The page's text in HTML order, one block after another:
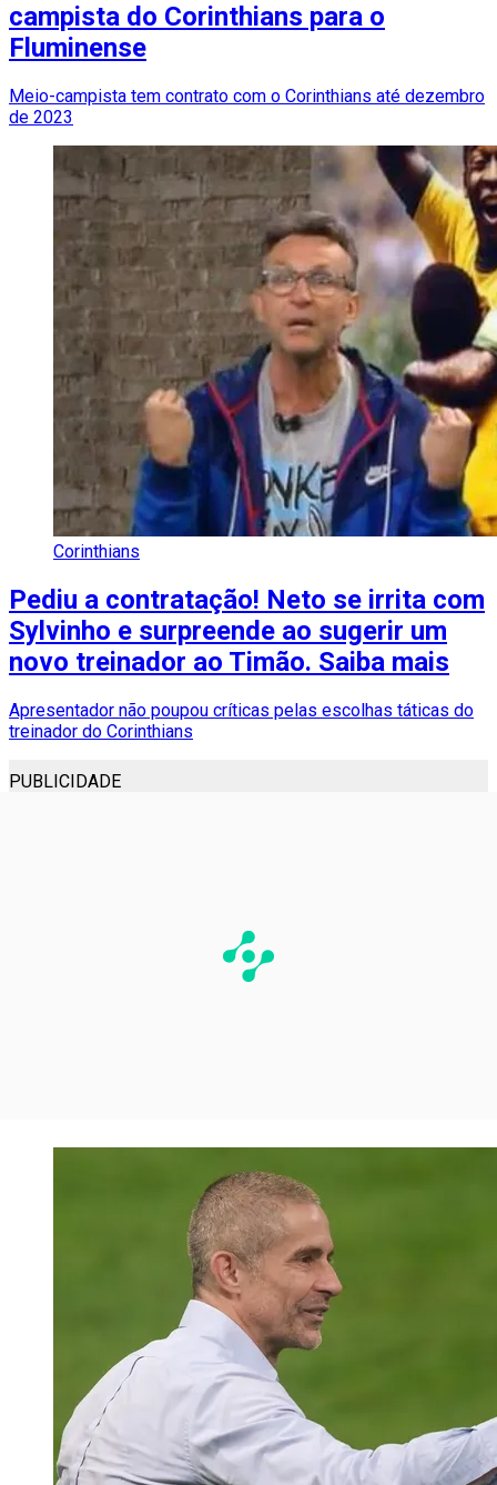
campista do Corinthians para o
Fluminense
Meio-campista tem contrato com o Corinthians até dezembro
de 2023
Corinthians
Pediu a contratação! Neto se irrita com
Sylvinho e surpreende ao sugerir um
novo treinador ao Timão. Saiba mais
Apresentador não poupou críticas pelas escolhas táticas do
treinador do Corinthians
PUBLICIDADE